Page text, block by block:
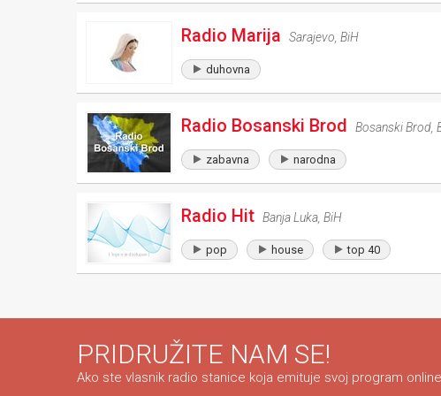
Radio Marija Sarajevo BiH
duhovna
Radio Bosanski Brod Bosanski Brod
zabavna narodna
Radio Hit Banja Luka BiH
pop house top 40
PRIDRUŽITE NAM SE!
Ako ste vlasnik radio stanice koja emituje svoj program